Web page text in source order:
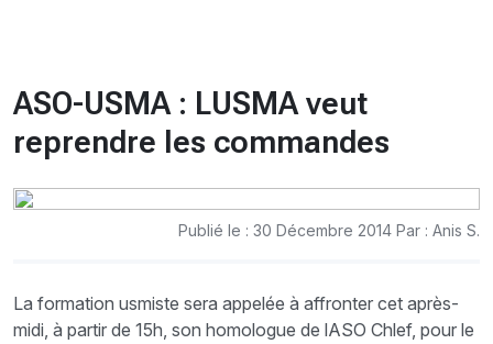
ASO-USMA : LUSMA veut
reprendre les commandes
Publié le : 30 Décembre 2014 Par : Anis S.
La formation usmiste sera appelée à affronter cet après-
midi, à partir de 15h, son homologue de lASO Chlef, pour le